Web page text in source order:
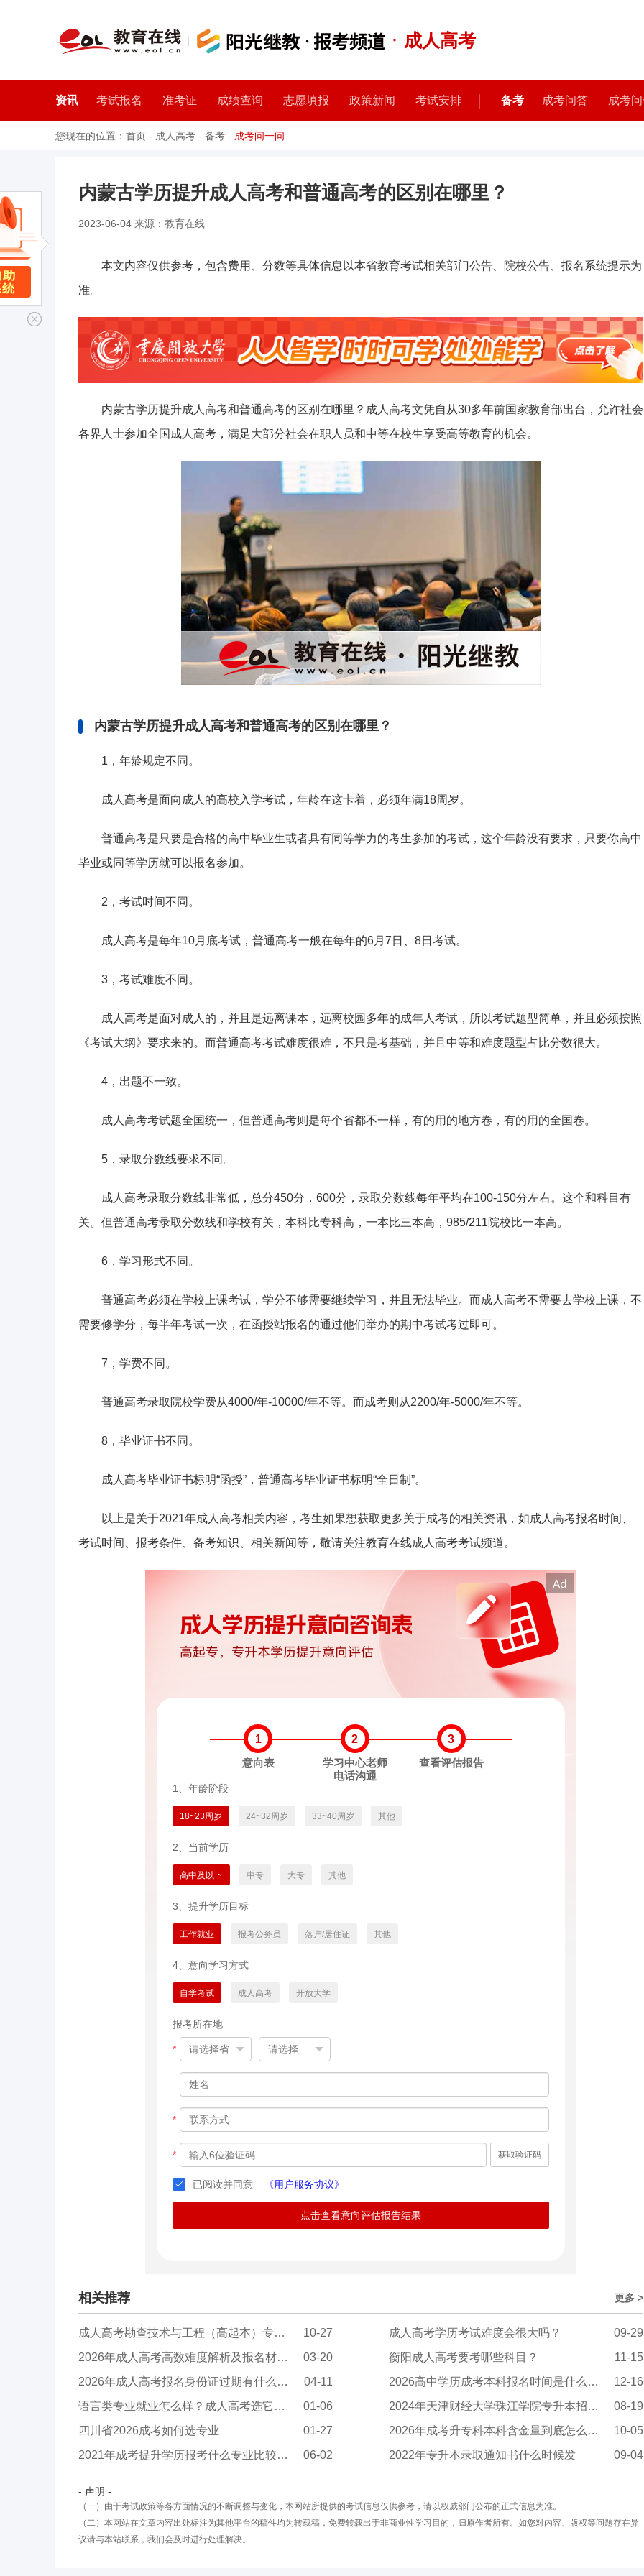
· 成人高考
资讯 考试报名 准考证 成绩查询 志愿填报 政策新闻 考试安排 备考 成考问答 成考
您现在的位置： 首页 - 成人高考 - 备考 - 成考问一问
内蒙古学历提升成人高考和普通高考的区别在哪里？
2023-06-04 来源：教育在线
本文内容仅供参考，包含费用、分数等具体信息以本省教育考试相关部门公告、院校公告、报名系统提示为
准。
内蒙古学历提升成人高考和普通高考的区别在哪里？成人高考文凭自从30多年前国家教育部出台，允许社会
各界人士参加全国成人高考，满足大部分社会在职人员和中等在校生享受高等教育的机会。
内蒙古学历提升成人高考和普通高考的区别在哪里？
1，年龄规定不同。
成人高考是面向成人的高校入学考试，年龄在这卡着，必须年满18周岁。
普通高考是只要是合格的高中毕业生或者具有同等学力的考生参加的考试，这个年龄没有要求，只要你高中
毕业或同等学历就可以报名参加。
2，考试时间不同。
成人高考是每年10月底考试，普通高考一般在每年的6月7日、8日考试。
3，考试难度不同。
成人高考是面对成人的，并且是远离课本，远离校园多年的成年人考试，所以考试题型简单，并且必须按照
《考试大纲》要求来的。而普通高考考试难度很难，不只是考基础，并且中等和难度题型占比分数很大。
4，出题不一致。
成人高考考试题全国统一，但普通高考则是每个省都不一样，有的用的地方卷，有的用的全国卷。
5，录取分数线要求不同。
成人高考录取分数线非常低，总分450分，600分，录取分数线每年平均在100-150分左右。这个和科目有
关。但普通高考录取分数线和学校有关，本科比专科高，一本比三本高，985/211院校比一本高。
6，学习形式不同。
普通高考必须在学校上课考试，学分不够需要继续学习，并且无法毕业。而成人高考不需要去学校上课，不
需要修学分，每半年考试一次，在函授站报名的通过他们举办的期中考试考过即可。
7，学费不同。
普通高考录取院校学费从4000/年-10000/年不等。而成考则从2200/年-5000/年不等。
8，毕业证书不同。
成人高考毕业证书标明“函授”，普通高考毕业证书标明“全日制”。
以上是关于2021年成人高考相关内容，考生如果想获取更多关于成考的相关资讯，如成人高考报名时间、
考试时间、报考条件、备考知识、相关新闻等，敬请关注教育在线成人高考考试频道。
1
意向表
2
学习中心老师
电话沟通
3
查看评估报告
1、年龄阶段
18~23周岁 24~32周岁 33~40周岁 其他
2、当前学历
高中及以下 中专 大专 其他
3、提升学历目标
工作就业 报考公务员 落户/居住证 其他
4、意向学习方式
自学考试 成人高考 开放大学
报考所在地
*
*
* 获取验证码
已阅读并同意 《用户服务协议》
点击查看意向评估报告结果
更多 >
相关推荐
10-27
成人高考勘查技术与工程（高起本）专业报考指南 09-29
成人高考学历考试难度会很大吗？
03-20
2026年成人高考高数难度解析及报名材料清单 11-15
衡阳成人高考要考哪些科目？
04-11
2026年成人高考报名身份证过期有什么影响？需要... 12-16
2026高中学历成考本科报名时间是什么时候
01-06
语言类专业就业怎么样？成人高考选它靠谱吗？ 08-19
2024年天津财经大学珠江学院专升本招生计划（文...
01-27
四川省2026成考如何选专业 10-05
2026年成考升专科本科含金量到底怎么样？
06-02
2021年成考提升学历报考什么专业比较实用？ 09-04
2022年专升本录取通知书什么时候发
- 声明 -
（一）由于考试政策等各方面情况的不断调整与变化，本网站所提供的考试信息仅供参考，请以权威部门公布的正式信息为准。
（二）本网站在文章内容出处标注为其他平台的稿件均为转载稿，免费转载出于非商业性学习目的，归原作者所有。如您对内容、版权等问题存在异
议请与本站联系，我们会及时进行处理解决。